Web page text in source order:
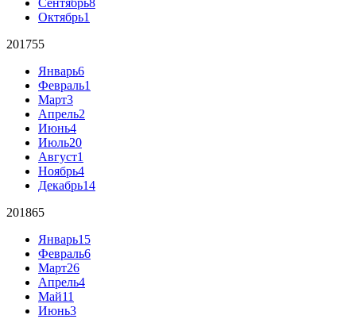
Сентябрь8
Октябрь1
201755
Январь6
Февраль1
Март3
Апрель2
Июнь4
Июль20
Август1
Ноябрь4
Декабрь14
201865
Январь15
Февраль6
Март26
Апрель4
Май11
Июнь3